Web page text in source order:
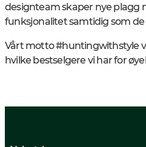
designteam skaper nye plagg
funksjonalitet samtidig som de
Vårt motto #huntingwithstyle
hvilke bestselgere vi har for